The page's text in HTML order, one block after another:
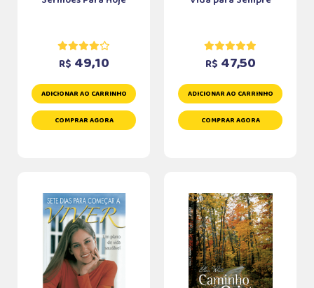
R$ 49,10
ADICIONAR AO CARRINHO
COMPRAR AGORA
R$ 47,50
ADICIONAR AO CARRINHO
COMPRAR AGORA